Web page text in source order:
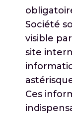
Société
visible
site
Ces